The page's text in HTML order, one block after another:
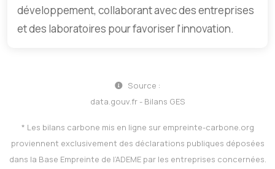
développement, collaborant avec des entreprises
et des laboratoires pour favoriser l'innovation.
Source :
data.gouv.fr - Bilans GES
* Les bilans carbone mis en ligne sur empreinte-carbone.org
proviennent exclusivement des déclarations publiques déposées
dans la Base Empreinte de l’ADEME par les entreprises concernées.